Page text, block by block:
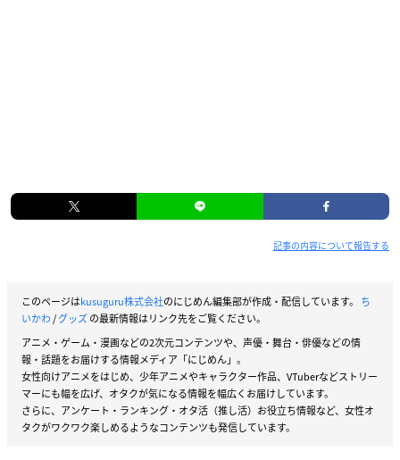
記事の内容について報告する
このページはkusuguru株式会社のにじめん編集部が作成・配信しています。 ち
いかわ/グッズの最新情報はリンク先をご覧ください。
アニメ・ゲーム・漫画などの2次元コンテンツや、声優・舞台・俳優などの情
報・話題をお届けする情報メディア「にじめん」。
女性向けアニメをはじめ、少年アニメやキャラクター作品、VTuberなどストリー
マーにも幅を広げ、オタクが気になる情報を幅広くお届けしています。
さらに、アンケート・ランキング・オタ活（推し活）お役立ち情報など、女性オ
タクがワクワク楽しめるようなコンテンツも発信しています。